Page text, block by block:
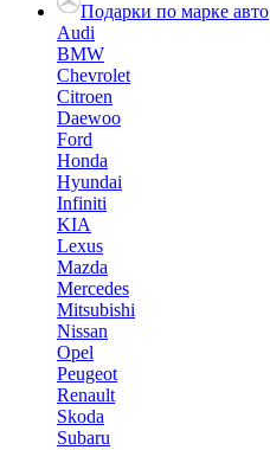
Подарки по марке авто
Audi
BMW
Chevrolet
Citroen
Daewoo
Ford
Honda
Hyundai
Infiniti
KIA
Lexus
Mazda
Mercedes
Mitsubishi
Nissan
Opel
Peugeot
Renault
Skoda
Subaru